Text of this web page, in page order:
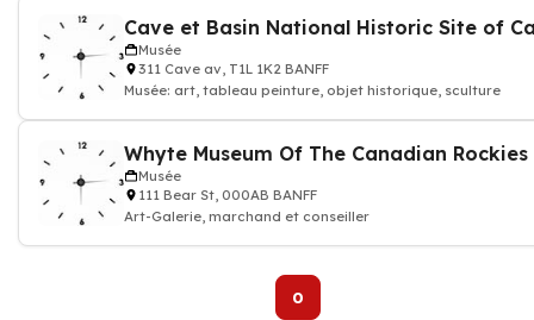
Musée
311 Cave av, T1L 1K2 BANFF
Musée: art, tableau peinture, objet historique, sculture
Whyte Museum Of The Canadian Rockies
Musée
111 Bear St, 000AB BANFF
Art-Galerie, marchand et conseiller
0